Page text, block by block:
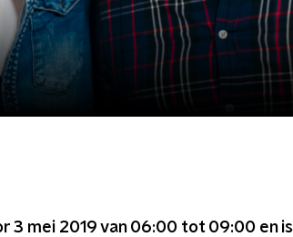
3 mei 2019 van 06:00 tot 09:00 en is